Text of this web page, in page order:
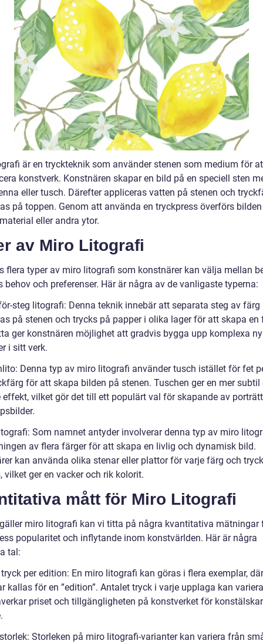
är en tryckteknik som använder stenen som medium för
konstverk. Konstnären skapar en bild på en speciell sten
eller tusch. Därefter appliceras vatten på stenen och
på toppen. Genom att använda en tryckpress överförs
eller andra ytor.
av Miro Litografi
flera typer av miro litografi som konstnärer kan välja mellan
behov och preferenser. Här är några av de vanligaste typerna:
steg litografi: Denna teknik innebär att separata steg av färg
på stenen och trycks på papper i olika lager för att skapa en
ger konstnären möjlighet att gradvis bygga upp komplexa
i sitt verk.
Denna typ av miro litografi använder tusch istället för fet
för att skapa bilden på stenen. Tuschen ger en mer subtil
effekt, vilket gör det till ett populärt val för skapande av
Som namnet antyder involverar denna typ av miro
av flera färger för att skapa en livlig och dynamisk bild.
kan använda olika stenar eller plattor för varje färg och
vilket ger en vacker och rik kolorit.
mått för Miro Litografi
miro litografi kan vi titta på några kvantitativa mätningar
popularitet och inflytande inom konstvärlden. Här är några
tal:
per edition: En miro litografi kan göras i flera exemplar,
kallas för en ”edition”. Antalet tryck i varje upplaga kan
priset och tillgängligheten på konstverket för
Storleken på miro litografi-varianter kan variera från